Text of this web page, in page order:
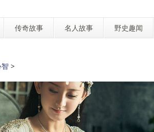
传奇故事 名人故事 野史趣闻
>